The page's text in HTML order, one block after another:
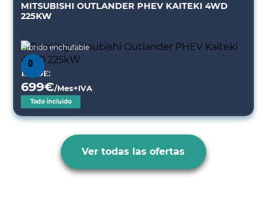
MITSUBISHI OUTLANDER PHEV KAITEKI 4WD
225KW
Híbrido enchufable
Desde:
699€/Mes+IVA
Todo incluido
Ver todas las ofertas